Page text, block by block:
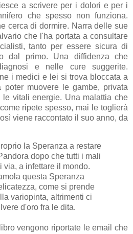
a scrivere per i dolori e per i
che spesso non funziona.
cerca di dormire. Narra delle sue
che l'ha portata a consultare
tanto per essere sicura di
dal primo. Una diffidenza che
e nelle cure suggerite.
i medici e lei si trova bloccata a
poter muovere le gambe, privata
vitali energie. Una malattia che
ripete spesso, mai le toglierà
viene raccontato il suo anno, da
la Speranza a restare
dopo che tutti i mali
via, a infettare il mondo.
questa Speranza
come si prende
variopinta, altrimenti ci
d'oro fra le dita.
vengono riportate le email che